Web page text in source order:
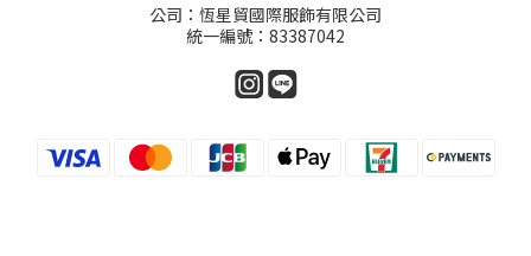
公司：恆星貿國際服飾有限公司
統一編號：83387042